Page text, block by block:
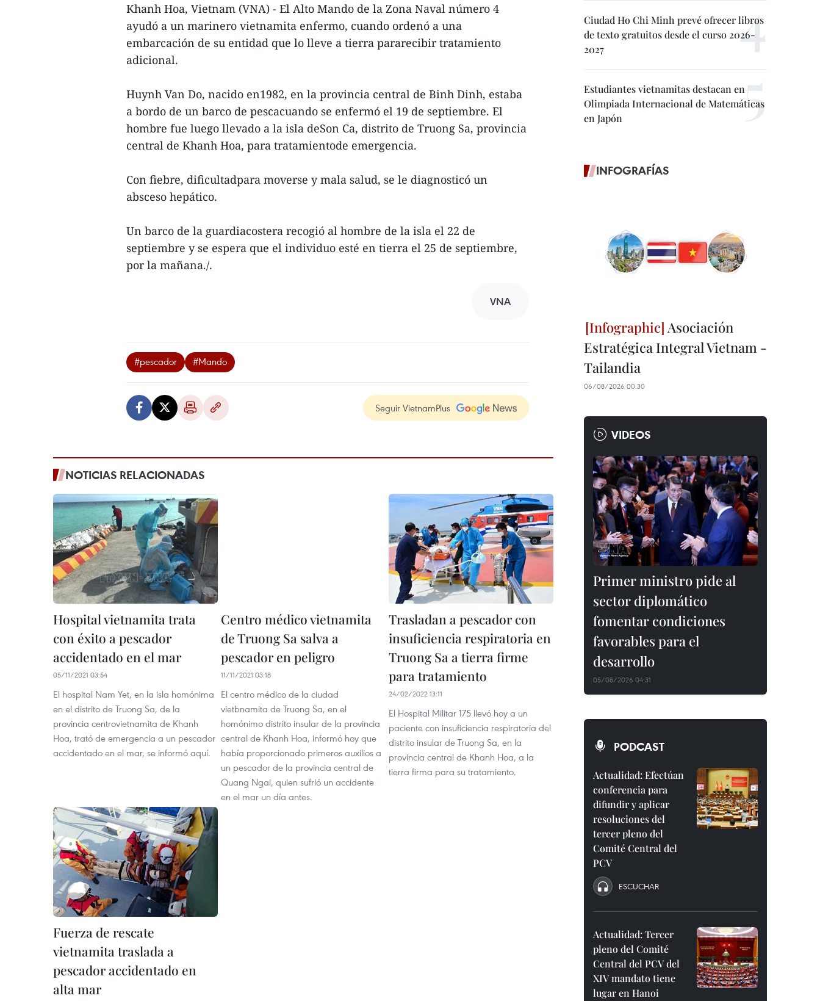
Khanh Hoa, Vietnam (VNA) - El Alto Mando de la Zona Naval número 4
ayudó a un marinero vietnamita enfermo, cuando ordenó a una
embarcación de su entidad que lo lleve a tierra pararecibir tratamiento
adicional.
Huynh Van Do, nacido en1982, en la provincia central de Binh Dinh, estaba
a bordo de un barco de pescacuando se enfermó el 19 de septiembre. El
hombre fue luego llevado a la isla deSon Ca, distrito de Truong Sa, provincia
central de Khanh Hoa, para tratamientode emergencia.
Con fiebre, dificultadpara moverse y mala salud, se le diagnosticó un
absceso hepático.
Un barco de la guardiacostera recogió al hombre de la isla el 22 de
septiembre y se espera que el individuo esté en tierra el 25 de septiembre,
por la mañana./.
VNA
#pescador #Mando
Seguir VietnamPlus
NOTICIAS RELACIONADAS
Hospital vietnamita trata
con éxito a pescador
accidentado en el mar
05/11/2021 03:54
El hospital Nam Yet, en la isla homónima
en el distrito de Truong Sa, de la
provincia centrovietnamita de Khanh
Hoa, trató de emergencia a un pescador
accidentado en el mar, se informó aquí.
Centro médico vietnamita
de Truong Sa salva a
pescador en peligro
11/11/2021 03:18
El centro médico de la ciudad
vietbnamita de Truong Sa, en el
homónimo distrito insular de la provincia
central de Khanh Hoa, informó hoy que
había proporcionado primeros auxilios a
un pescador de la provincia central de
Quang Ngai, quien sufrió un accidente
en el mar un día antes.
Trasladan a pescador con
insuficiencia respiratoria en
Truong Sa a tierra firme
para tratamiento
24/02/2022 13:11
El Hospital Militar 175 llevó hoy a un
paciente con insuficiencia respiratoria del
distrito insular de Truong Sa, en la
provincia central de Khanh Hoa, a la
tierra firma para su tratamiento.
Fuerza de rescate
vietnamita traslada a
pescador accidentado en
alta mar
Ciudad Ho Chi Minh prevé ofrecer libros
de texto gratuitos desde el curso 2026-
2027
Estudiantes vietnamitas destacan en
Olimpiada Internacional de Matemáticas
en Japón
INFOGRAFÍAS
Asociación
Estratégica Integral Vietnam -
Tailandia
06/08/2026 00:30
VIDEOS
Primer ministro pide al
sector diplomático
fomentar condiciones
favorables para el
desarrollo
05/08/2026 04:31
PODCAST
Actualidad: Efectúan
conferencia para
difundir y aplicar
resoluciones del
tercer pleno del
Comité Central del
PCV
ESCUCHAR
Actualidad: Tercer
pleno del Comité
Central del PCV del
XIV mandato tiene
lugar en Hanoi